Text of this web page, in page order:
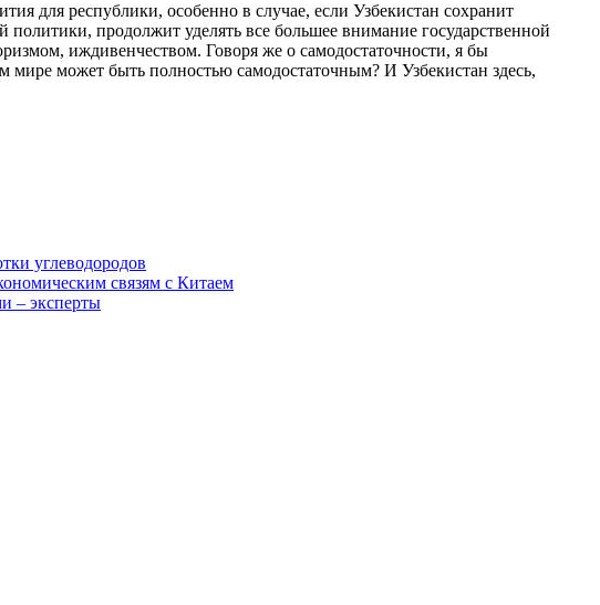
для республики, особенно в случае, если Узбекистан сохранит
продолжит уделять все большее внимание государственной
иждивенчеством. Говоря же о самодостаточности, я бы
мире может быть полностью самодостаточным? И Узбекистан здесь,
углеводородов
связям с Китаем
– эксперты